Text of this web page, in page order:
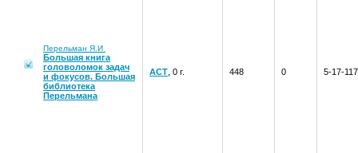
Перельман Я.И
Большая книга
головоломок задач
и фокусов. Большая
библиотека
Перельмана
АСТ , 0 г. 448 0 5-17-